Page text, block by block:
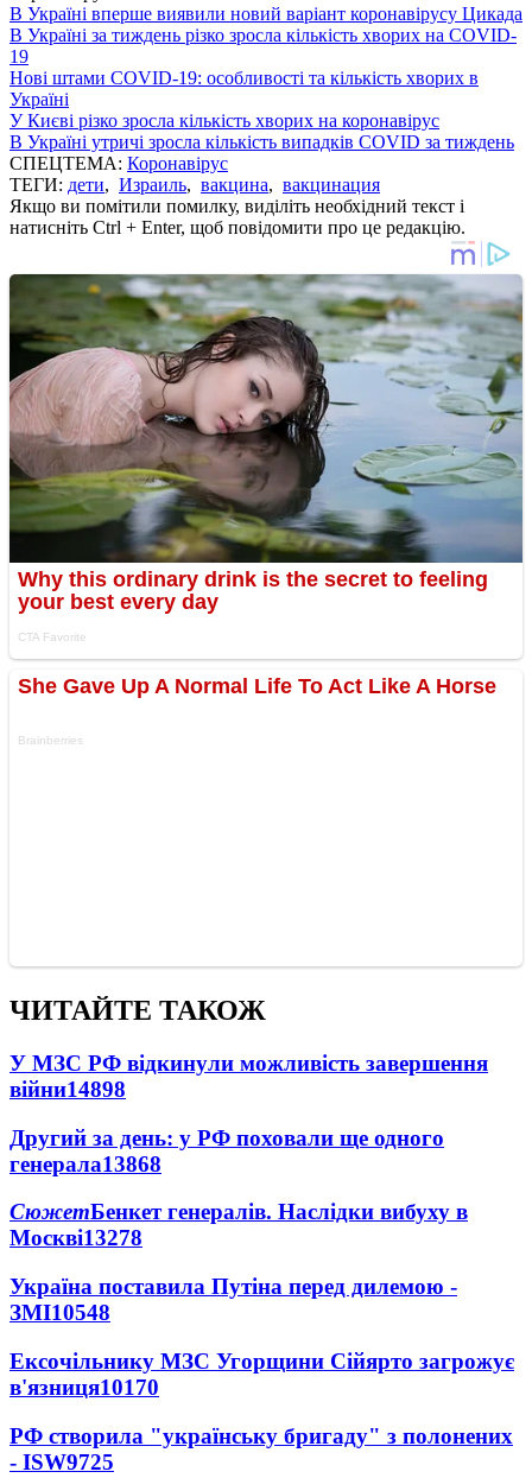
В Україні вперше виявили новий варіант коронавірусу Цикада
В Україні за тиждень різко зросла кількість хворих на COVID-
19
Нові штами COVID-19: особливості та кількість хворих в
Україні
У Києві різко зросла кількість хворих на коронавірус
В Україні утричі зросла кількість випадків COVID за тиждень
СПЕЦТЕМА: Коронавірус
ТЕГИ: дети, Израиль, вакцина, вакцинация
Якщо ви помітили помилку, виділіть необхідний текст і
натисніть Ctrl + Enter, щоб повідомити про це редакцію.
ЧИТАЙТЕ ТАКОЖ
У МЗС РФ відкинули можливість завершення
війни14898
Другий за день: у РФ поховали ще одного
генерала13868
СюжетБенкет генералів. Наслідки вибуху в
Москві13278
Україна поставила Путіна перед дилемою -
ЗМІ10548
Ексочільнику МЗС Угорщини Сійярто загрожує
в'язниця10170
РФ створила "українську бригаду" з полонених
- ISW9725